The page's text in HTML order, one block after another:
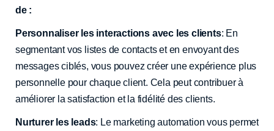
de :
Personnaliser les interactions avec les clients: En
segmentant vos listes de contacts et en envoyant des
messages ciblés, vous pouvez créer une expérience plus
personnelle pour chaque client. Cela peut contribuer à
améliorer la satisfaction et la fidélité des clients.
Nurturer les leads: Le marketing automation vous permet